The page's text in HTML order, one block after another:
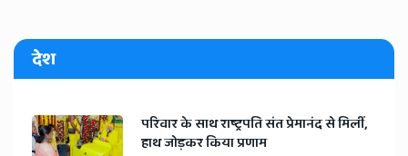
देश
​परिवार के साथ राष्ट्रपति संत प्रेमानंद से मिलीं,
हाथ जोड़कर किया प्रणाम